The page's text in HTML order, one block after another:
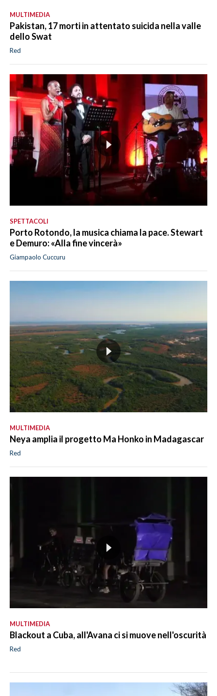
MULTIMEDIA
Pakistan, 17 morti in attentato suicida nella valle
dello Swat
Red
SPETTACOLI
Porto Rotondo, la musica chiama la pace. Stewart
e Demuro: «Alla fine vincerà»
Giampaolo Cuccuru
MULTIMEDIA
Neya amplia il progetto Ma Honko in Madagascar
Red
MULTIMEDIA
Blackout a Cuba, all'Avana ci si muove nell'oscurità
Red